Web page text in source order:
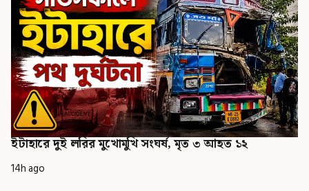
ইটাহারে দুই লরির মুখোমুখি সংঘর্ষ, মৃত ৩ আহত ১২
14h ago